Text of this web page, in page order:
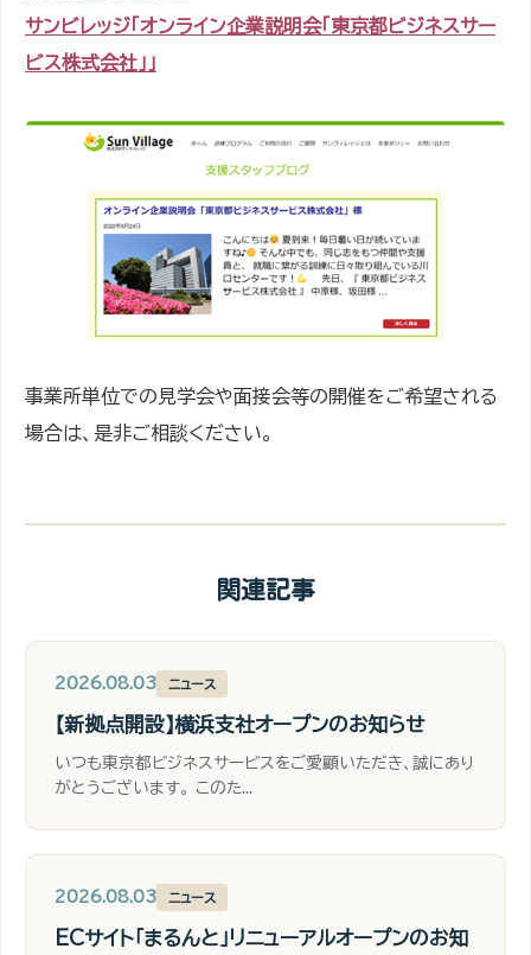
サンビレッジ「オンライン企業説明会「東京都ビジネスサー
ビス株式会社」」
事業所単位での見学会や面接会等の開催をご希望される
場合は、是非ご相談ください。
関連記事
2026.08.03 ニュース
【新拠点開設】横浜支社オープンのお知らせ
いつも東京都ビジネスサービスをご愛顧いただき、誠にあり
がとうございます。 このた...
2026.08.03 ニュース
ECサイト「まるんと」リニューアルオープンのお知